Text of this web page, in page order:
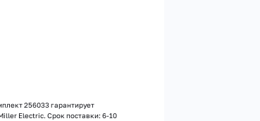
256033 гарантирует
Electric. Срок поставки: 6-10